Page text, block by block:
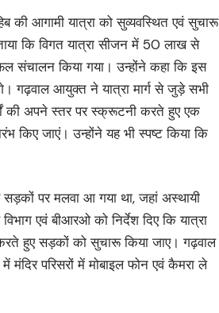
की आगामी यात्रा को सुव्यवस्थित एवं सुचारू
कि विगत यात्रा सीजन में 50 लाख से
संचालन किया गया। उन्होंने कहा कि इस
गढ़वाल आयुक्त ने यात्रा मार्ग से जुड़े सभी
की अपने स्तर पर स्क्रूटनी करते हुए एक
किए जाएं। उन्होंने यह भी स्पष्ट किया कि
पर मलवा आ गया था, जहां अस्थायी
एवं बीआरओ को निर्देश दिए कि यात्रा
हुए सड़कों को सुचारू किया जाए। गढ़वाल
मंदिर परिसरों में मोबाइल फोन एवं कैमरा ले